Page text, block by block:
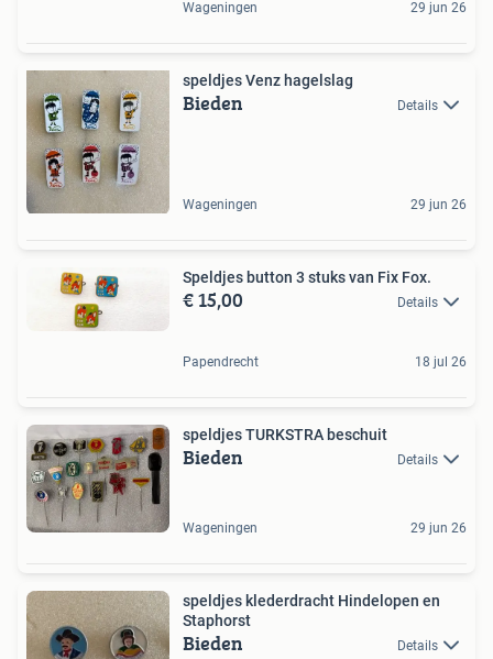
Wageningen 29 jun 26
speldjes Venz hagelslag
Bieden Details
Wageningen 29 jun 26
Speldjes button 3 stuks van Fix Fox.
€ 15,00 Details
Papendrecht 18 jul 26
speldjes TURKSTRA beschuit
Bieden Details
Wageningen 29 jun 26
speldjes klederdracht Hindelopen en
Staphorst
Bieden Details